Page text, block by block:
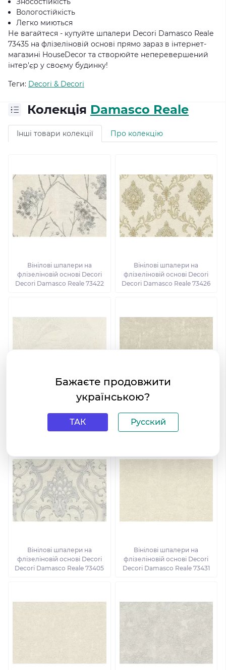
Вологостійкість
Легко миються
Не вагайтеся - купуйте шпалери Decori Damasco Reale
73435 на флізеліновій основі прямо зараз в інтернет-
магазині HouseDecor та створюйте неперевершений
інтер'єр у своєму будинку!
Теги: Decori & Decori
Колекція Damasco Reale
Інші товари колекції Про колекцію
Вінілові шпалери на
флізеліновій основі Decori
Decori Damasco Reale 73422
Вінілові шпалери на
флізеліновій основі Decori
Decori Damasco Reale 73426
флізеліновій основі Decori
Decori Damasco Reale 73439
флізеліновій основі Decori
Decori Damasco Reale 73432
Вінілові шпалери на
флізеліновій основі Decori
Decori Damasco Reale 73405
Вінілові шпалери на
флізеліновій основі Decori
Decori Damasco Reale 73431
Бажаєте продовжити
українською?
ТАК Русский